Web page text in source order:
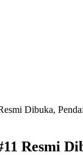
Dibuka,
Resmi